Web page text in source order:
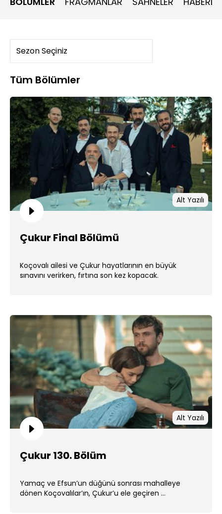
olan Karaca, aşkı ile ailesi arasında hayatının en zorlu
kararını verecek.
Tüm Bölümler
Alt Yazılı
Çukur Final Bölümü
Koçovalı ailesi ve Çukur hayatlarının en büyük
sınavını verirken, fırtına son kez kopacak.
Alt Yazılı
Çukur 130. Bölüm
Yamaç ve Efsun’un düğünü sonrası mahalleye
dönen Koçovalılar’ın, Çukur’u ele geçiren ...